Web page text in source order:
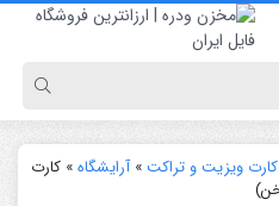
کارت ویزیت و تراکت»آرایشگاه» کارت